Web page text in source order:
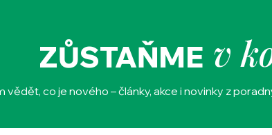
ZŮSTAŇME v
vědět, co je nového – články, akce i novinky z